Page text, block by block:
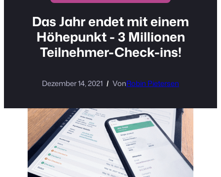
Das Jahr endet mit einem
Höhepunkt - 3 Millionen
Teilnehmer-Check-ins!
Dezember 14, 2021 VonRobin Pietersen